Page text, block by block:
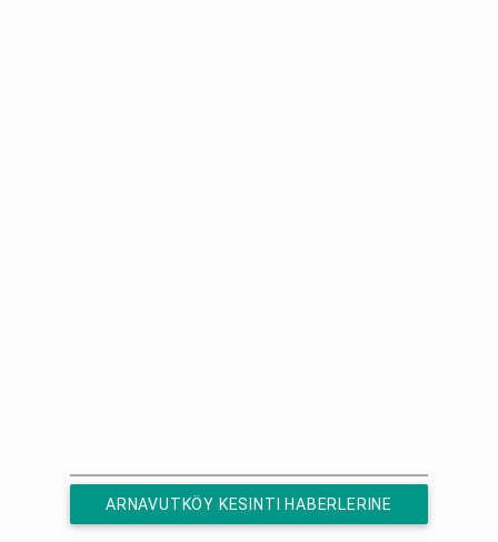
ARNAVUTKÖY KESINTI HABERLERINE